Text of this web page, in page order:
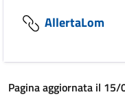
AllertaLom
Pagina aggiornata il